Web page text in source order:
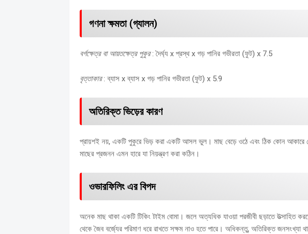
গণনা ক্ষমতা (গ্যালন)
বর্গক্ষেত্র বা আয়তক্ষেত্র পুকুর: দৈর্ঘ্য x প্রস্থ x গড় পানির গভীরতা (ফুট) x 7.5
বৃত্তাকার: ব্যাস x ব্যাস x গড় পানির গভীরতা (ফুট) x 5.9
অতিরিক্ত ভিড়ের কারণ
প্রায়শই নয়, একটি পুকুরে ভিড় করা একটি আসল ভুল। মাছ বেড়ে ওঠে এবং ঠিক কোন আকারে
মাছের প্রজনন এমন হারে যা নিয়ন্ত্রণ করা কঠিন।
ওভারফিলিং এর বিপদ
অনেক মাছ থাকা একটি টিকিং টাইম বোমা। জলে অত্যধিক যাওয়া পরজীবী ছড়াতে উত্সাহিত
থেকে জৈব বর্জ্যের পরিমাণ ধরে রাখতে সক্ষম নাও হতে পারে। অধিকন্তু, অতিরিক্ত জনসংখ্যা